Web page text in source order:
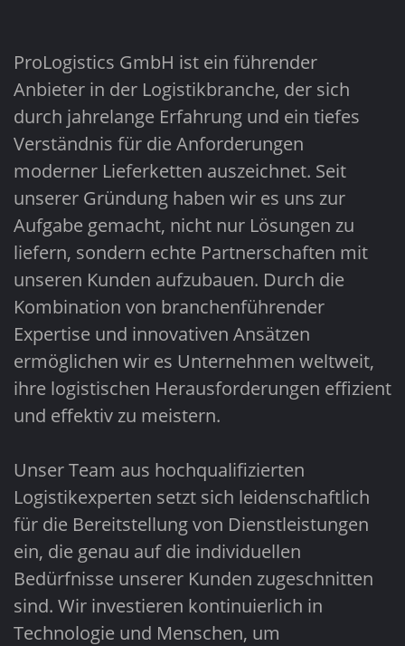
ProLogistics GmbH ist ein führender
Anbieter in der Logistikbranche, der sich
durch jahrelange Erfahrung und ein tiefes
Verständnis für die Anforderungen
moderner Lieferketten auszeichnet. Seit
unserer Gründung haben wir es uns zur
Aufgabe gemacht, nicht nur Lösungen zu
liefern, sondern echte Partnerschaften mit
unseren Kunden aufzubauen. Durch die
Kombination von branchenführender
Expertise und innovativen Ansätzen
ermöglichen wir es Unternehmen weltweit,
ihre logistischen Herausforderungen effizient
und effektiv zu meistern.
Unser Team aus hochqualifizierten
Logistikexperten setzt sich leidenschaftlich
für die Bereitstellung von Dienstleistungen
ein, die genau auf die individuellen
Bedürfnisse unserer Kunden zugeschnitten
sind. Wir investieren kontinuierlich in
Technologie und Menschen, um